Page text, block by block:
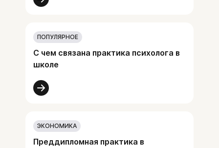
ПОПУЛЯРНОЕ
С чем связана практика психолога в
школе
ЭКОНОМИКА
Преддипломная практика в